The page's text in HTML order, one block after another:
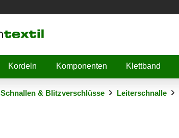
Kordeln Komponenten Klettband
Schnallen & Blitzverschlüsse Leiterschnalle